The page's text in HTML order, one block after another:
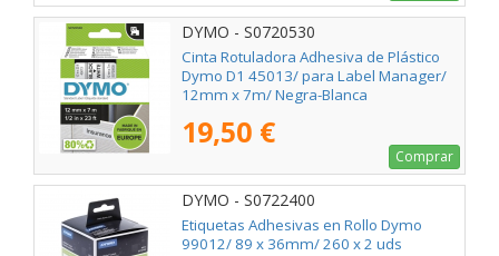
DYMO - S0720530
Cinta Rotuladora Adhesiva de Plástico
Dymo D1 45013/ para Label Manager/
12mm x 7m/ Negra-Blanca
19,50 €
Comprar
DYMO - S0722400
Etiquetas Adhesivas en Rollo Dymo
99012/ 89 x 36mm/ 260 x 2 uds